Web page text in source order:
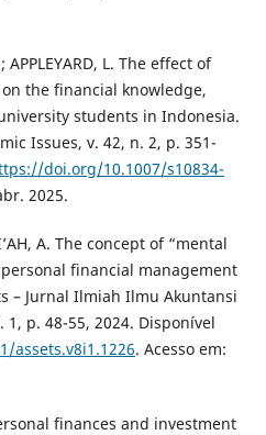
APPLEYARD, L. The effect of
the financial knowledge,
students in Indonesia.
Issues, v. 42, n. 2, p. 351-
doi.org/10.1007/s10834-
2025.
A. The concept of “mental
financial management
– Jurnal Ilmiah Ilmu Akuntansi
1, p. 48-55, 2024. Disponível
assets.v8i1.1226. Acesso em:
finances and investment